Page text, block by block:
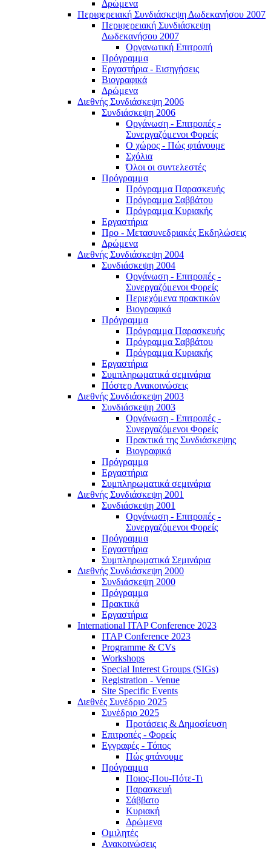
Δρώμενα
Περιφερειακή Συνδιάσκεψη Δωδεκανήσου 2007
Περιφερειακή Συνδιάσκεψη
Δωδεκανήσου 2007
Οργανωτική Επιτροπή
Πρόγραμμα
Εργαστήρια - Εισηγήσεις
Βιογραφικά
Δρώμενα
Διεθνής Συνδιάσκεψη 2006
Συνδιάσκεψη 2006
Οργάνωση - Επιτροπές -
Συνεργαζόμενοι Φορείς
Ο χώρος - Πώς φτάνουμε
Σχόλια
Όλοι οι συντελεστές
Πρόγραμμα
Πρόγραμμα Παρασκευής
Πρόγραμμα Σαββάτου
Πρόγραμμα Κυριακής
Εργαστήρια
Προ - Μετασυνεδριακές Εκδηλώσεις
Δρώμενα
Διεθνής Συνδιάσκεψη 2004
Συνδιάσκεψη 2004
Οργάνωση - Επιτροπές -
Συνεργαζόμενοι Φορείς
Περιεχόμενα πρακτικών
Βιογραφικά
Πρόγραμμα
Πρόγραμμα Παρασκευής
Πρόγραμμα Σαββάτου
Πρόγραμμα Κυριακής
Εργαστήρια
Συμπληρωματικά σεμινάρια
Πόστερ Ανακοινώσεις
Διεθνής Συνδιάσκεψη 2003
Συνδιάσκεψη 2003
Οργάνωση - Επιτροπές -
Συνεργαζόμενοι Φορείς
Πρακτικά της Συνδιάσκεψης
Βιογραφικά
Πρόγραμμα
Εργαστήρια
Συμπληρωματικά σεμινάρια
Διεθνής Συνδιάσκεψη 2001
Συνδιάσκεψη 2001
Οργάνωση - Επιτροπές -
Συνεργαζόμενοι Φορείς
Πρόγραμμα
Εργαστήρια
Συμπληρωματικά Σεμινάρια
Διεθνής Συνδιάσκεψη 2000
Συνδιάσκεψη 2000
Πρόγραμμα
Πρακτικά
Εργαστήρια
International ITAP Conference 2023
ITAP Conference 2023
Programme & CVs
Workshops
Special Interest Groups (SIGs)
Registration - Venue
Site Specific Events
Διεθνές Συνέδριο 2025
Συνέδριο 2025
Προτάσεις & Δημοσίευση
Επιτροπές - Φορείς
Εγγραφές - Τόπος
Πώς φτάνουμε
Πρόγραμμα
Ποιος-Που-Πότε-Τι
Παρασκευή
Σάββατο
Κυριακή
Δρώμενα
Ομιλητές
Ανακοινώσεις